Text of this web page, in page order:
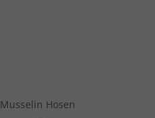
Musselin Hosen